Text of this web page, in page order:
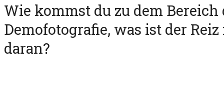
Wie kommst du zu dem Bereich
Demofotografie, was ist der
daran?